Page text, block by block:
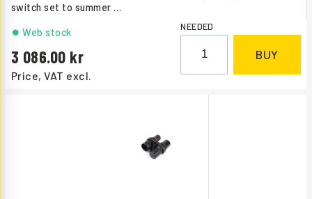
switch set to summer…
Price, VAT excl.
3 086.00
Web stock NEEDED
BUY